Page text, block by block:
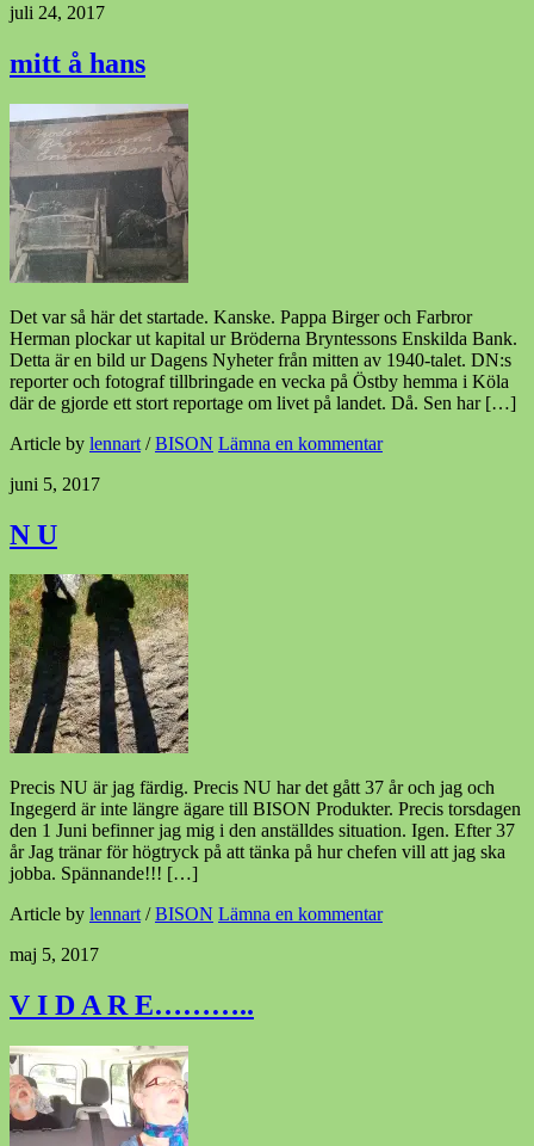
juli 24, 2017
mitt å hans
Det var så här det startade. Kanske. Pappa Birger och Farbror
Herman plockar ut kapital ur Bröderna Bryntessons Enskilda Bank.
Detta är en bild ur Dagens Nyheter från mitten av 1940-talet. DN:s
reporter och fotograf tillbringade en vecka på Östby hemma i Köla
där de gjorde ett stort reportage om livet på landet. Då. Sen har […]
Article by lennart /BISON Lämna en kommentar
juni 5, 2017
N U
Precis NU är jag färdig. Precis NU har det gått 37 år och jag och
Ingegerd är inte längre ägare till BISON Produkter. Precis torsdagen
den 1 Juni befinner jag mig i den anställdes situation. Igen. Efter 37
år Jag tränar för högtryck på att tänka på hur chefen vill att jag ska
jobba. Spännande!!! […]
Article by lennart /BISON Lämna en kommentar
maj 5, 2017
V I D A R E………..